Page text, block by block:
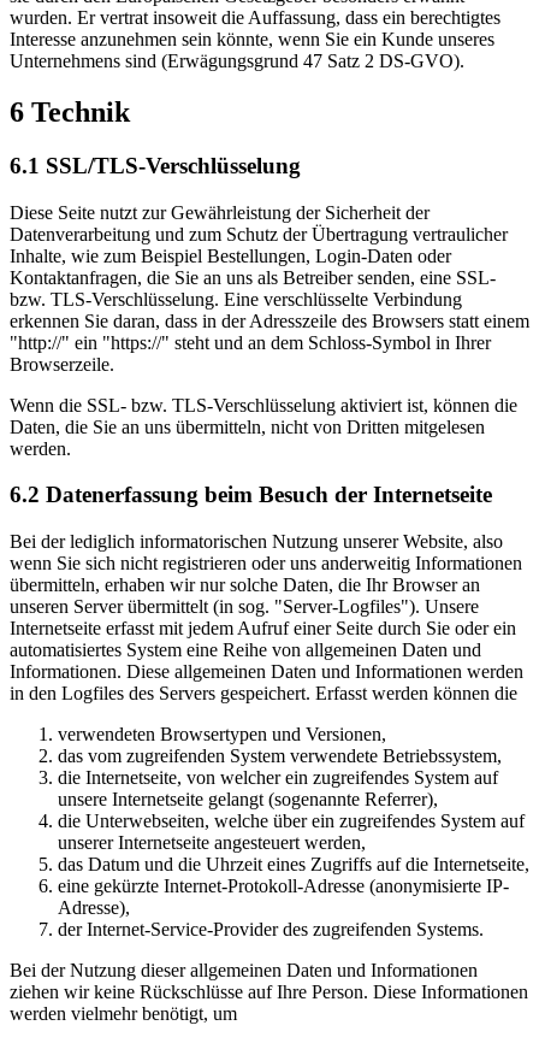
wurden. Er vertrat insoweit die Auffassung, dass ein berechtigtes
Interesse anzunehmen sein könnte, wenn Sie ein Kunde unseres
Unternehmens sind (Erwägungsgrund 47 Satz 2 DS-GVO).
6 Technik
6.1 SSL/TLS-Verschlüsselung
Diese Seite nutzt zur Gewährleistung der Sicherheit der
Datenverarbeitung und zum Schutz der Übertragung vertraulicher
Inhalte, wie zum Beispiel Bestellungen, Login-Daten oder
Kontaktanfragen, die Sie an uns als Betreiber senden, eine SSL-
bzw. TLS-Verschlüsselung. Eine verschlüsselte Verbindung
erkennen Sie daran, dass in der Adresszeile des Browsers statt einem
"http://" ein "https://" steht und an dem Schloss-Symbol in Ihrer
Browserzeile.
Wenn die SSL- bzw. TLS-Verschlüsselung aktiviert ist, können die
Daten, die Sie an uns übermitteln, nicht von Dritten mitgelesen
werden.
6.2 Datenerfassung beim Besuch der Internetseite
Bei der lediglich informatorischen Nutzung unserer Website, also
wenn Sie sich nicht registrieren oder uns anderweitig Informationen
übermitteln, erhaben wir nur solche Daten, die Ihr Browser an
unseren Server übermittelt (in sog. "Server-Logfiles"). Unsere
Internetseite erfasst mit jedem Aufruf einer Seite durch Sie oder ein
automatisiertes System eine Reihe von allgemeinen Daten und
Informationen. Diese allgemeinen Daten und Informationen werden
in den Logfiles des Servers gespeichert. Erfasst werden können die
verwendeten Browsertypen und Versionen,
das vom zugreifenden System verwendete Betriebssystem,
die Internetseite, von welcher ein zugreifendes System auf
unsere Internetseite gelangt (sogenannte Referrer),
die Unterwebseiten, welche über ein zugreifendes System auf
unserer Internetseite angesteuert werden,
das Datum und die Uhrzeit eines Zugriffs auf die Internetseite,
eine gekürzte Internet-Protokoll-Adresse (anonymisierte IP-
Adresse),
der Internet-Service-Provider des zugreifenden Systems.
Bei der Nutzung dieser allgemeinen Daten und Informationen
ziehen wir keine Rückschlüsse auf Ihre Person. Diese Informationen
werden vielmehr benötigt, um